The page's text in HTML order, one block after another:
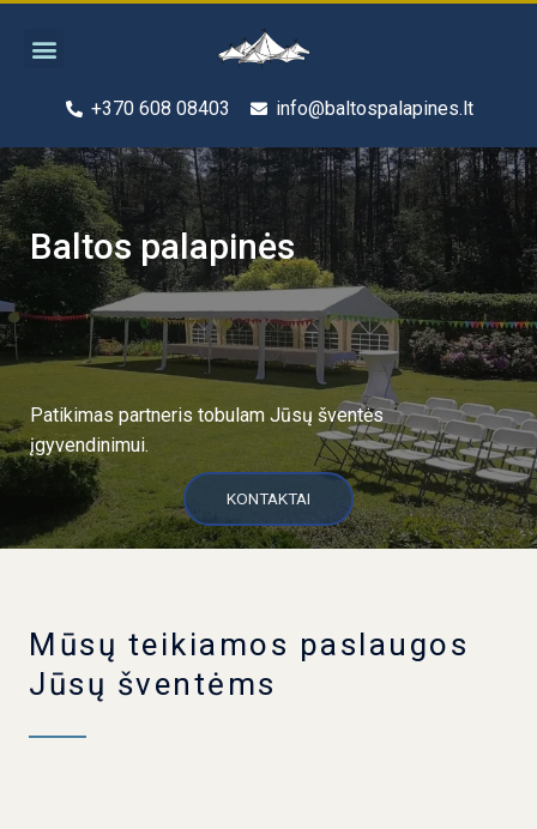
Menu
+370 608 08403 info@baltospalapines.lt
Baltos palapinės
Patikimas partneris tobulam Jūsų šventės
įgyvendinimui.
KONTAKTAI
Mūsų teikiamos paslaugos
Jūsų šventėms